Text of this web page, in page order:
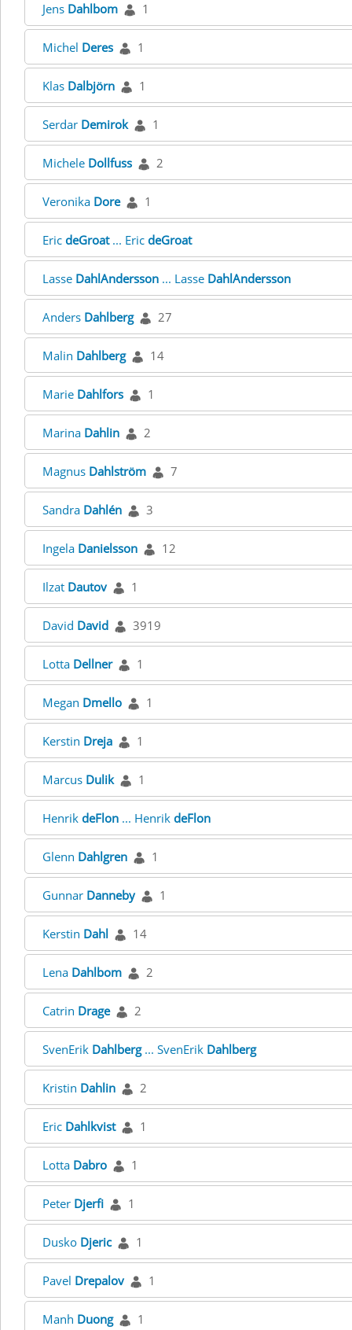
Jens Dahlbom 1
Michel Deres 1
Klas Dalbjörn 1
Serdar Demirok 1
Michele Dollfuss 2
Veronika Dore 1
Eric deGroat... Eric deGroat
Lasse DahlAndersson ... Lasse DahlAndersson
Anders Dahlberg 27
Malin Dahlberg 14
Marie Dahlfors 1
Marina Dahlin 2
Magnus Dahlström 7
Sandra Dahlén 3
Ingela Danielsson 12
Ilzat Dautov 1
David David 3919
Lotta Dellner 1
Megan Dmello 1
Kerstin Dreja 1
Marcus Dulik 1
Henrik deFlon ... Henrik deFlon
Glenn Dahlgren 1
Gunnar Danneby 1
Kerstin Dahl 14
Lena Dahlbom 2
Catrin Drage 2
SvenErik Dahlberg... SvenErik Dahlberg
Kristin Dahlin 2
Eric Dahlkvist 1
Lotta Dabro 1
Peter Djerfi 1
Dusko Djeric 1
Pavel Drepalov 1
Manh Duong 1